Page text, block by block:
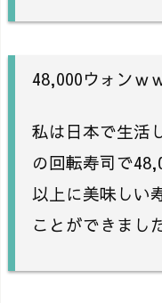
48,000ウォンｗ
私は日本で生活
の回転寿司で
以上に美味しい
ことができまし